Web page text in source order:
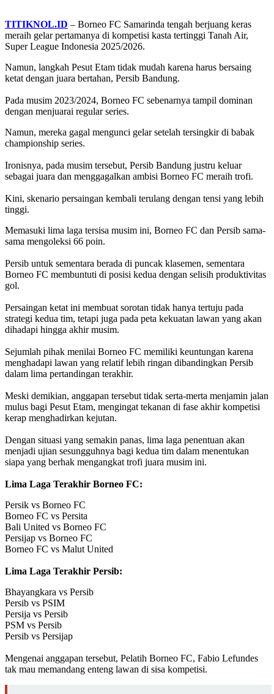
TITIKNOL.ID – Borneo FC Samarinda tengah berjuang keras
meraih gelar pertamanya di kompetisi kasta tertinggi Tanah Air,
Super League Indonesia 2025/2026.
Namun, langkah Pesut Etam tidak mudah karena harus bersaing
ketat dengan juara bertahan, Persib Bandung.
‎Pada musim 2023/2024, Borneo FC sebenarnya tampil dominan
dengan menjuarai regular series.
Namun, mereka gagal mengunci gelar setelah tersingkir di babak
championship series.
‎Ironisnya, pada musim tersebut, Persib Bandung justru keluar
sebagai juara dan menggagalkan ambisi Borneo FC meraih trofi.
‎Kini, skenario persaingan kembali terulang dengan tensi yang lebih
tinggi.
Memasuki lima laga tersisa musim ini, Borneo FC dan Persib sama-
sama mengoleksi 66 poin.
‎Persib untuk sementara berada di puncak klasemen, sementara
Borneo FC membuntuti di posisi kedua dengan selisih produktivitas
gol.
‎Persaingan ketat ini membuat sorotan tidak hanya tertuju pada
strategi kedua tim, tetapi juga pada peta kekuatan lawan yang akan
dihadapi hingga akhir musim.
‎Sejumlah pihak menilai Borneo FC memiliki keuntungan karena
menghadapi lawan yang relatif lebih ringan dibandingkan Persib
dalam lima pertandingan terakhir.
‎Meski demikian, anggapan tersebut tidak serta-merta menjamin jalan
mulus bagi Pesut Etam, mengingat tekanan di fase akhir kompetisi
kerap menghadirkan kejutan.
‎Dengan situasi yang semakin panas, lima laga penentuan akan
menjadi ujian sesungguhnya bagi kedua tim dalam menentukan
siapa yang berhak mengangkat trofi juara musim ini.
‎Lima Laga Terakhir Borneo FC:
Persik vs Borneo FC
‎Borneo FC vs Persita
‎Bali United vs Borneo FC
‎Persijap vs Borneo FC
‎Borneo FC vs Malut United
Lima Laga Terakhir Persib:
Bhayangkara vs Persib
‎Persib vs PSIM
‎Persija vs Persib
‎PSM vs Persib
‎Persib vs Persijap
‎Mengenai anggapan tersebut, Pelatih Borneo FC, Fabio Lefundes
tak mau memandang enteng lawan di sisa kompetisi.